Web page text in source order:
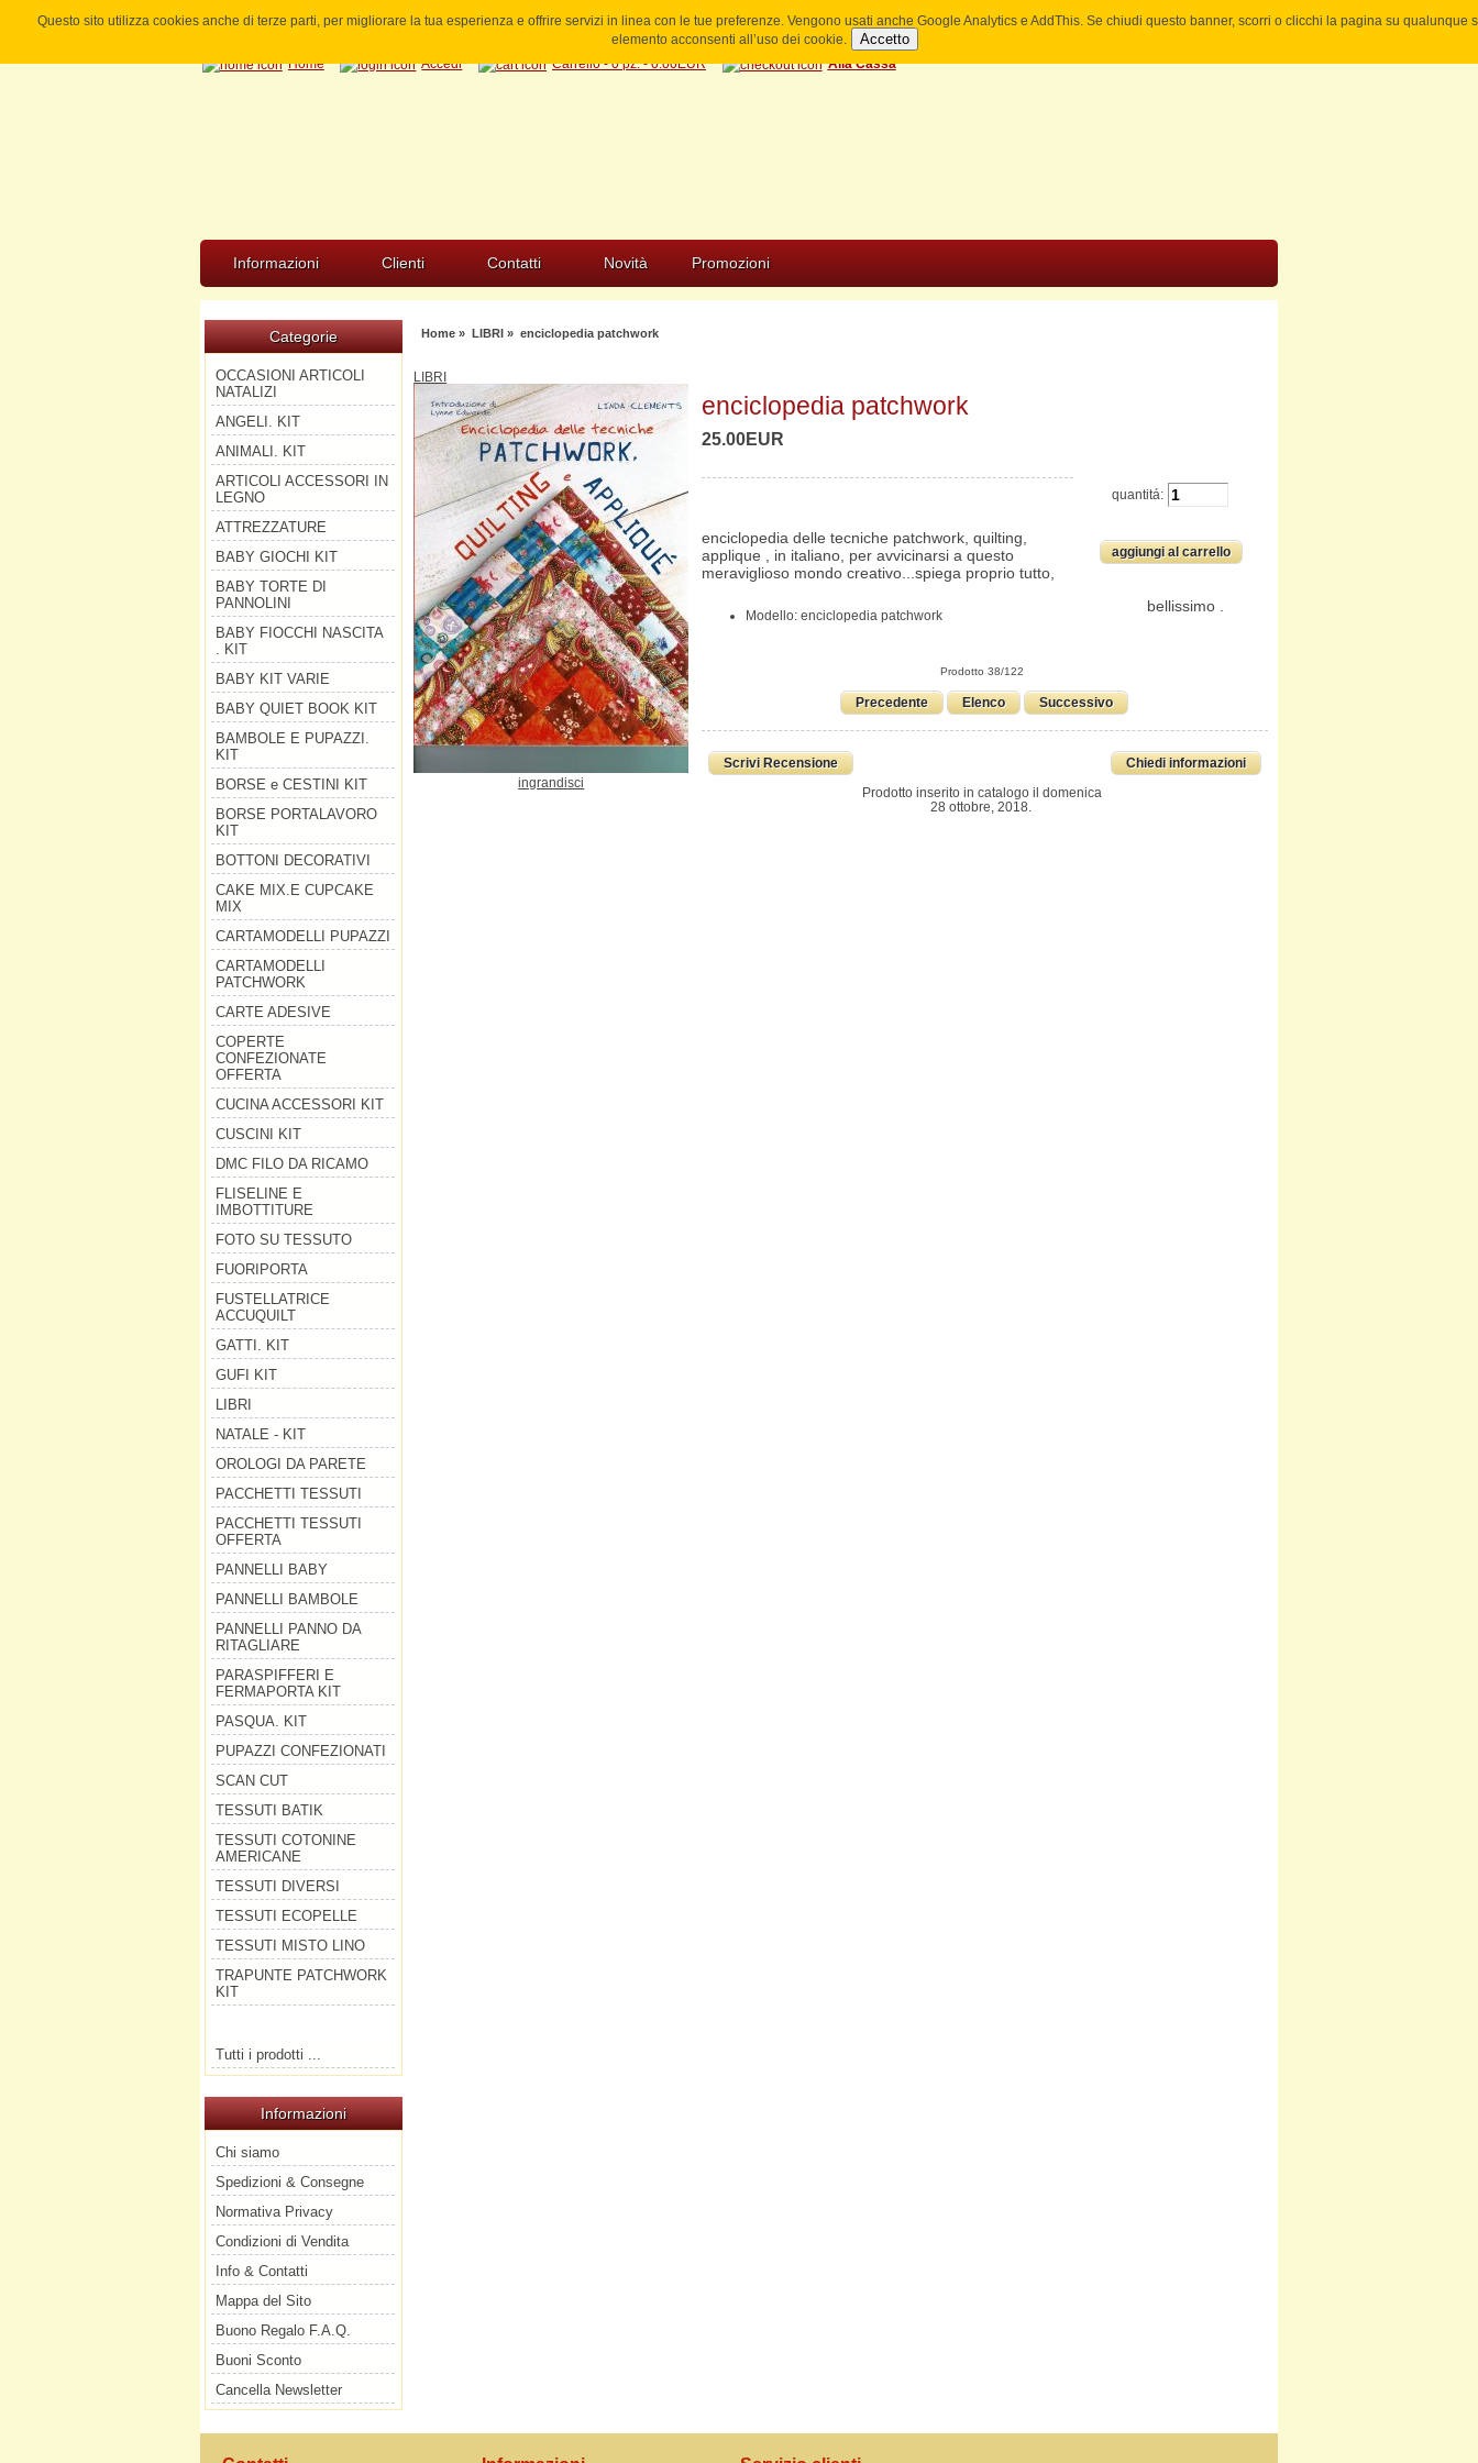
Questo sito utilizza cookies anche di terze parti, per migliorare la tua esperienza e offrire servizi in linea con le tue preferenze. Vengono usati anche Google Analytics e AddThis. Se chiudi questo banner, scorri o clicchi la pagina su qualunque
elemento acconsenti all’uso dei cookie.
Accetto
Home Accedi Carrello - 0 pz. - 0.00EUR Alla Cassa
Informazioni Clienti Contatti Novità Promozioni
Categorie
OCCASIONI ARTICOLI
NATALIZI
ANGELI. KIT
ANIMALI. KIT
ARTICOLI ACCESSORI IN
LEGNO
ATTREZZATURE
BABY GIOCHI KIT
BABY TORTE DI
PANNOLINI
BABY FIOCCHI NASCITA
. KIT
BABY KIT VARIE
BABY QUIET BOOK KIT
BAMBOLE E PUPAZZI.
KIT
BORSE e CESTINI KIT
BORSE PORTALAVORO
KIT
BOTTONI DECORATIVI
CAKE MIX.E CUPCAKE
MIX
CARTAMODELLI PUPAZZI
CARTAMODELLI
PATCHWORK
CARTE ADESIVE
COPERTE
CONFEZIONATE
OFFERTA
CUCINA ACCESSORI KIT
CUSCINI KIT
DMC FILO DA RICAMO
FLISELINE E
IMBOTTITURE
FOTO SU TESSUTO
FUORIPORTA
FUSTELLATRICE
ACCUQUILT
GATTI. KIT
GUFI KIT
LIBRI
NATALE - KIT
OROLOGI DA PARETE
PACCHETTI TESSUTI
PACCHETTI TESSUTI
OFFERTA
PANNELLI BABY
PANNELLI BAMBOLE
PANNELLI PANNO DA
RITAGLIARE
PARASPIFFERI E
FERMAPORTA KIT
PASQUA. KIT
PUPAZZI CONFEZIONATI
SCAN CUT
TESSUTI BATIK
TESSUTI COTONINE
AMERICANE
TESSUTI DIVERSI
TESSUTI ECOPELLE
TESSUTI MISTO LINO
TRAPUNTE PATCHWORK
KIT
Tutti i prodotti ...
Informazioni
Chi siamo
Spedizioni & Consegne
Normativa Privacy
Condizioni di Vendita
Info & Contatti
Mappa del Sito
Buono Regalo F.A.Q.
Buoni Sconto
Cancella Newsletter
Home» LIBRI» enciclopedia patchwork
LIBRI
ingrandisci
enciclopedia patchwork
25.00EUR
quantitá:
Modello: enciclopedia patchwork
enciclopedia delle tecniche patchwork, quilting,
applique , in italiano, per avvicinarsi a questo
meraviglioso mondo creativo...spiega proprio tutto,
bellissimo .
Prodotto 38/122
Precedente Elenco Successivo
Scrivi Recensione Chiedi informazioni
Prodotto inserito in catalogo il domenica
28 ottobre, 2018.